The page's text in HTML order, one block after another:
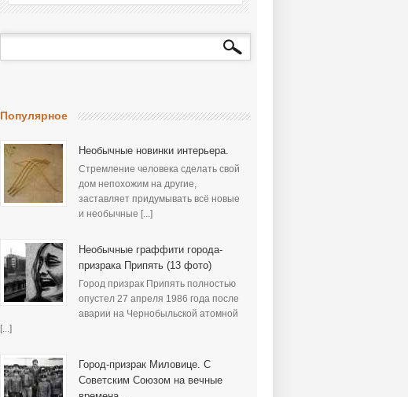
Популярное
Необычные новинки интерьера.
Стремление человека сделать свой
дом непохожим на другие,
заставляет придумывать всё новые
и необычные [...]
Необычные граффити города-
призрака Припять (13 фото)
Город призрак Припять полностью
опустел 27 апреля 1986 года после
аварии на Чернобыльской атомной
[...]
Город-призрак Миловице. С
Советским Союзом на вечные